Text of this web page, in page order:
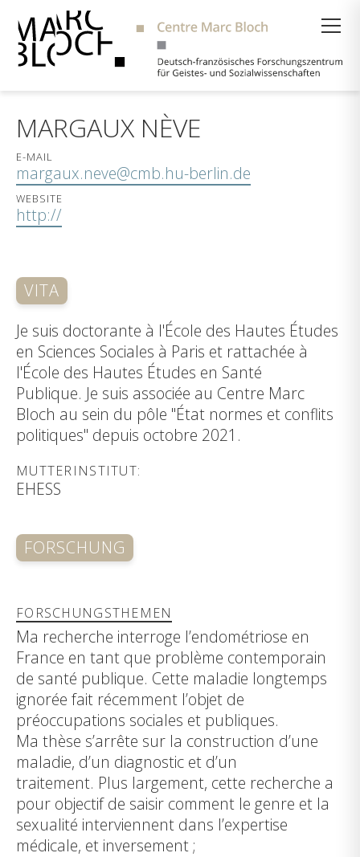
MARGAUX NÈVE
E-MAIL
margaux.neve@cmb.hu-berlin.de
WEBSITE
http://
VITA
Je suis doctorante à l'École des Hautes Études
en Sciences Sociales à Paris et rattachée à
l'École des Hautes Études en Santé
Publique. Je suis associée au Centre Marc
Bloch au sein du pôle "État normes et conflits
politiques" depuis octobre 2021.
MUTTERINSTITUT:
EHESS
FORSCHUNG
FORSCHUNGSTHEMEN
Ma recherche interroge l’endométriose en
France en tant que problème contemporain
de santé publique. Cette maladie longtemps
ignorée fait récemment l’objet de
préoccupations sociales et publiques.
Ma thèse s’arrête sur la construction d’une
maladie, d’un diagnostic et d’un
traitement. Plus largement, cette recherche a
pour objectif de saisir comment le genre et la
sexualité interviennent dans l’expertise
médicale, et inversement ;